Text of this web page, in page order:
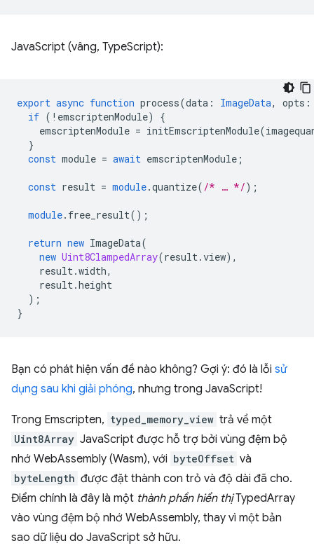
JavaScript (vâng, TypeScript):
export async function process(data : ImageData, opts :
if ( ! emscriptenModule)
{
emscriptenModule = initEmscriptenModule(
}
const module = await emscriptenModule ;
const result = module.quantize( /* … */);
module.free_result();
return new ImageData(
new Uint8ClampedArray(result.view),
result.width,
result.height
);
}
Bạn có phát hiện vấn đề nào không? Gợi ý: đó là lỗi sử
dụng sau khi giải phóng, nhưng trong JavaScript!
Trong Emscripten, typed_memory_view trả về một
Uint8Array JavaScript được hỗ trợ bởi vùng đệm bộ
nhớ WebAssembly (Wasm), với byteOffset và
byteLength được đặt thành con trỏ và độ dài đã cho.
Điểm chính là đây là một thành phần hiển thịTypedArray
vào vùng đệm bộ nhớ WebAssembly, thay vì một bản
sao dữ liệu do JavaScript sở hữu.